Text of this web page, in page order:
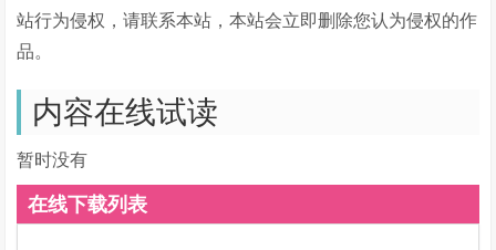
站行为侵权，请联系本站，本站会立即删除您认为侵权的作
品。
内容在线试读
暂时没有
在线下载列表